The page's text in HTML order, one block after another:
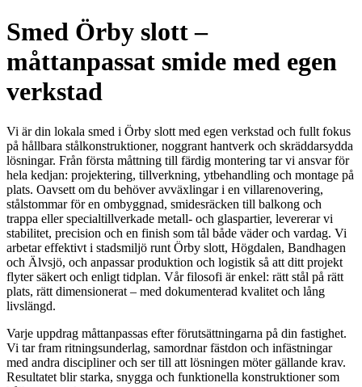
Smed Örby slott –
måttanpassat smide med egen
verkstad
Vi är din lokala smed i Örby slott med egen verkstad och fullt fokus
på hållbara stålkonstruktioner, noggrant hantverk och skräddarsydda
lösningar. Från första måttning till färdig montering tar vi ansvar för
hela kedjan: projektering, tillverkning, ytbehandling och montage på
plats. Oavsett om du behöver avväxlingar i en villarenovering,
stålstommar för en ombyggnad, smidesräcken till balkong och
trappa eller specialtillverkade metall- och glaspartier, levererar vi
stabilitet, precision och en finish som tål både väder och vardag. Vi
arbetar effektivt i stadsmiljö runt Örby slott, Högdalen, Bandhagen
och Älvsjö, och anpassar produktion och logistik så att ditt projekt
flyter säkert och enligt tidplan. Vår filosofi är enkel: rätt stål på rätt
plats, rätt dimensionerat – med dokumenterad kvalitet och lång
livslängd.
Varje uppdrag måttanpassas efter förutsättningarna på din fastighet.
Vi tar fram ritningsunderlag, samordnar fästdon och infästningar
med andra discipliner och ser till att lösningen möter gällande krav.
Resultatet blir starka, snygga och funktionella konstruktioner som